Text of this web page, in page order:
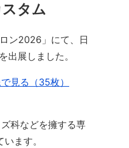
タム
ン2026」にて、日
出展しました。
見る（35枚）
科などを擁する専
ます。